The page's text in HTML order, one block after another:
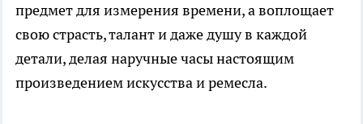
предмет для измерения времени, а воплощает
свою страсть, талант и даже душу в каждой
детали, делая наручные часы настоящим
произведением искусства и ремесла.